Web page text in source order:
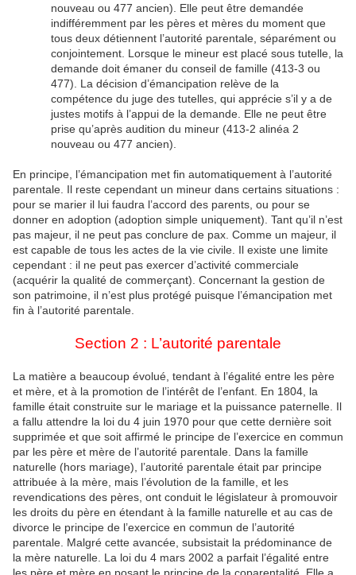
nouveau ou 477 ancien). Elle peut être demandée
indifféremment par les pères et mères du moment que
tous deux détiennent l’autorité parentale, séparément ou
conjointement. Lorsque le mineur est placé sous tutelle, la
demande doit émaner du conseil de famille (413-3 ou
477). La décision d’émancipation relève de la
compétence du juge des tutelles, qui apprécie s’il y a de
justes motifs à l’appui de la demande. Elle ne peut être
prise qu’après audition du mineur (413-2 alinéa 2
nouveau ou 477 ancien).
En principe, l’émancipation met fin automatiquement à l’autorité
parentale. Il reste cependant un mineur dans certains situations :
pour se marier il lui faudra l’accord des parents, ou pour se
donner en adoption (adoption simple uniquement). Tant qu’il n’est
pas majeur, il ne peut pas conclure de pax. Comme un majeur, il
est capable de tous les actes de la vie civile. Il existe une limite
cependant : il ne peut pas exercer d’activité commerciale
(acquérir la qualité de commerçant). Concernant la gestion de
son patrimoine, il n’est plus protégé puisque l’émancipation met
fin à l’autorité parentale.
Section 2 : L’autorité parentale
La matière a beaucoup évolué, tendant à l’égalité entre les père
et mère, et à la promotion de l’intérêt de l’enfant. En 1804, la
famille était construite sur le mariage et la puissance paternelle. Il
a fallu attendre la loi du 4 juin 1970 pour que cette dernière soit
supprimée et que soit affirmé le principe de l’exercice en commun
par les père et mère de l’autorité parentale. Dans la famille
naturelle (hors mariage), l’autorité parentale était par principe
attribuée à la mère, mais l’évolution de la famille, et les
revendications des pères, ont conduit le législateur à promouvoir
les droits du père en étendant à la famille naturelle et au cas de
divorce le principe de l’exercice en commun de l’autorité
parentale. Malgré cette avancée, subsistait la prédominance de
la mère naturelle. La loi du 4 mars 2002 a parfait l’égalité entre
les père et mère en posant le principe de la coparentalité. Elle a